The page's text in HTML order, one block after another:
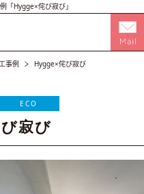
「Hygge×侘び寂び」
事例 Hygge×侘び寂び
ECO
寂び